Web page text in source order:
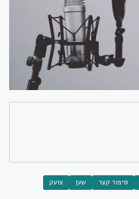
סיפור קצר שען צועק